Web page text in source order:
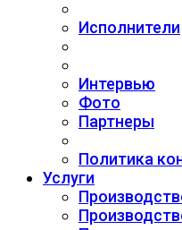
Исполнители
Интервью
Фото
Партнеры
Политика
Услуги